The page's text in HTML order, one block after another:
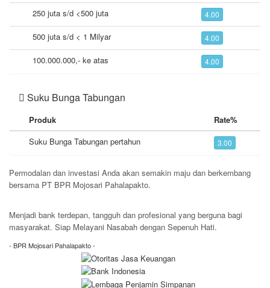
250 juta s/d <500 juta 4.00
500 juta s/d < 1 Milyar 4.00
100.000.000,- ke atas 4.00
Suku Bunga Tabungan
Produk
Rate%
Suku Bunga Tabungan pertahun
3.00
Permodalan dan investasi Anda akan semakin maju dan berkembang
bersama PT BPR Mojosari Pahalapakto.
Menjadi bank terdepan, tangguh dan profesional yang berguna bagi
masyarakat. Siap Melayani Nasabah dengan Sepenuh Hati.
- BPR Mojosari Pahalapakto -